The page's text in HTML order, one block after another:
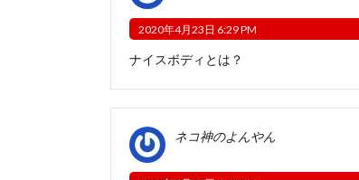
2020年4月23日 6:29 PM
ナイスボディとは？
ネコ神のよんやん